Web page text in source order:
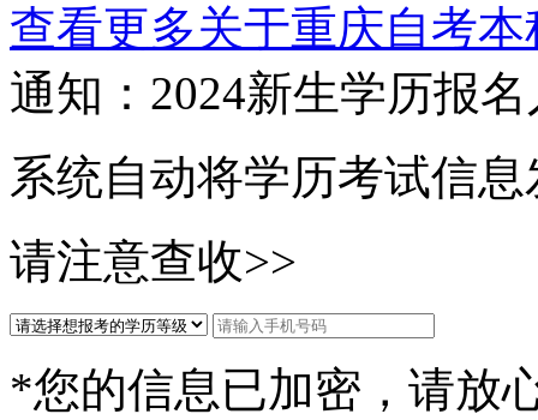
查看更多关于重庆自考本
通知：2024新生学历报名
系统自动将学历考试信
请注意查收>>
*您的信息已加密，请放